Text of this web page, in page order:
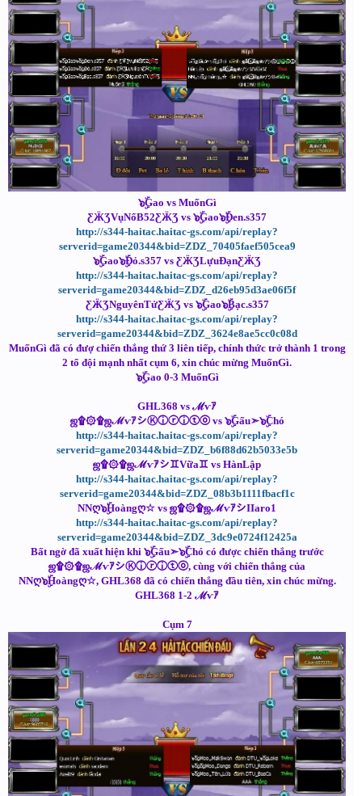
๖ۣۜGao vs MuốnGì
ƸӜƷVụNổB52ƸӜƷ vs ๖ۣۜGao๖ۣۜĐen.s357
http://s344-haitac.haitac-gs.com/api/replay?
serverid=game20344&bid=ZDZ_70405faef505cea9
๖ۣۜGao๖ۣۜĐỏ.s357 vs ƸӜƷLựuĐạnƸӜƷ
http://s344-haitac.haitac-gs.com/api/replay?
serverid=game20344&bid=ZDZ_d26eb95d3ae06f5f
ƸӜƷNguyênTửƸӜƷ vs ๖ۣۜGao๖ۣۜBạc.s357
http://s344-haitac.haitac-gs.com/api/replay?
serverid=game20344&bid=ZDZ_3624e8ae5cc0c08d
MuốnGì đã có đượ chiến thắng thứ 3 liên tiếp, chính thức trở thành 1 trong
2 tổ đội mạnh nhất cụm 6, xin chúc mừng MuốnGì.
๖ۣۜGao 0-3 MuốnGì
GHL368 vs ℳѵｱ
ஜ۩۞۩ஜℳѵｱシⓀⓘⓡⓘⓣⓞ vs ๖ۣۜGấu➣๖ۣۜChó
http://s344-haitac.haitac-gs.com/api/replay?
serverid=game20344&bid=ZDZ_b6f88d62b5033e5b
ஜ۩۞۩ஜℳѵｱシ♊Vữa♊ vs HànLập
http://s344-haitac.haitac-gs.com/api/replay?
serverid=game20344&bid=ZDZ_08b3b1111fbacf1c
NNღ๖ۣۜHoàngღ☆ vs ஜ۩۞۩ஜℳѵｱシIIaro1
http://s344-haitac.haitac-gs.com/api/replay?
serverid=game20344&bid=ZDZ_3dc9e0724f12425a
Bất ngờ đã xuất hiện khi ๖ۣۜGấu➣๖ۣۜChó có được chiến thắng trước
ஜ۩۞۩ஜℳѵｱシⓀⓘⓡⓘⓣⓞ, cùng với chiến thắng của
NNღ๖ۣۜHoàngღ☆, GHL368 đã có chiến thắng đầu tiên, xin chúc mừng.
GHL368 1-2 ℳѵｱ
Cụm 7